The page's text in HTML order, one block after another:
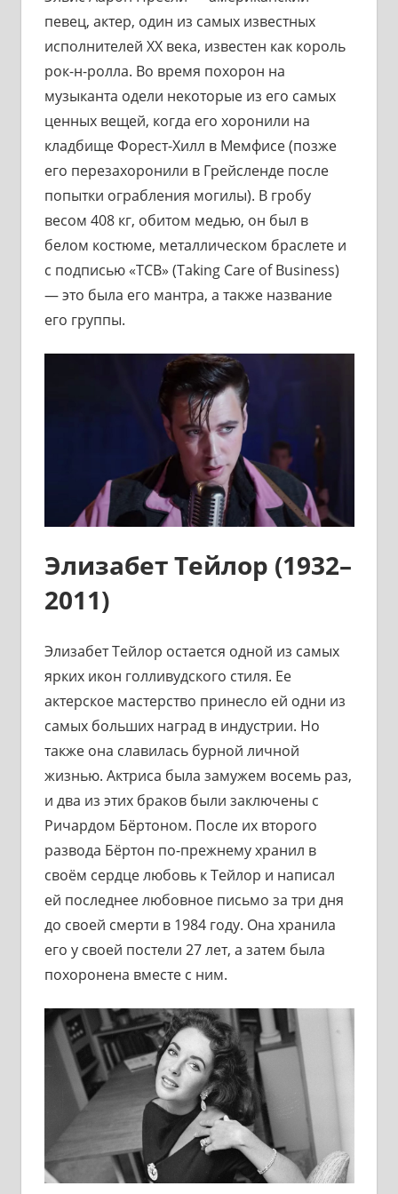
певец, актер, один из самых известных
исполнителей XX века, известен как король
рок-н-ролла. Во время похорон на
музыканта одели некоторые из его самых
ценных вещей, когда его хоронили на
кладбище Форест-Хилл в Мемфисе (позже
его перезахоронили в Грейсленде после
попытки ограбления могилы). В гробу
весом 408 кг, обитом медью, он был в
белом костюме, металлическом браслете и
с подписью «TCB» (Taking Care of Business)
— это была его мантра, а также название
его группы.
Элизабет Тейлор (1932–
2011)
Элизабет Тейлор остается одной из самых
ярких икон голливудского стиля. Ее
актерское мастерство принесло ей одни из
самых больших наград в индустрии. Но
также она славилась бурной личной
жизнью. Актриса была замужем восемь раз,
и два из этих браков были заключены с
Ричардом Бёртоном. После их второго
развода Бёртон по-прежнему хранил в
своём сердце любовь к Тейлор и написал
ей последнее любовное письмо за три дня
до своей смерти в 1984 году. Она хранила
его у своей постели 27 лет, а затем была
похоронена вместе с ним.